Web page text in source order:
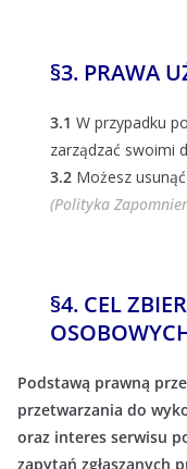
§3. PRAWA
3.1 W przypadku
zarządzać swoimi
3.2 Możesz
(Polityka
§4. CEL
Podstawą prawną
przetwarzania do
oraz interes serwisu
zapytań zgłaszanych